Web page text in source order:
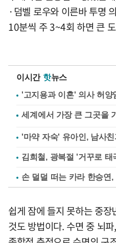
·덤벨 로우와 이른바 투명
10분씩 주 3~4회 하면 큰
이시간 핫뉴스
'고지용과 이혼' 의사 허양
'마약 자숙' 유아인, 남사
김희철, 광복절 '거꾸로
손 덜덜 떠는 카라 한승연
쉽게 잠에 들지 못하는 중
것도 방법이다. 수면 중 뇌